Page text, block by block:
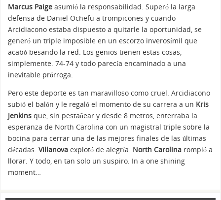
Marcus Paige asumió la responsabilidad. Superó la larga
defensa de Daniel Ochefu a trompicones y cuando
Arcidiacono estaba dispuesto a quitarle la oportunidad, se
generó un triple imposible en un escorzo inverosímil que
acabó besando la red. Los genios tienen estas cosas,
simplemente. 74-74 y todo parecía encaminado a una
inevitable prórroga.
Pero este deporte es tan maravilloso como cruel. Arcidiacono
subió el balón y le regaló el momento de su carrera a un Kris
Jenkins que, sin pestañear y desde 8 metros, enterraba la
esperanza de North Carolina con un magistral triple sobre la
bocina para cerrar una de las mejores finales de las últimas
décadas. Villanova explotó de alegría. North Carolina rompió a
llorar. Y todo, en tan solo un suspiro. In a one shining
moment…